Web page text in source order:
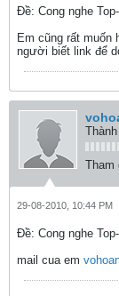
Ðề: Cong nghe
Em cũng rất muốn
người biết link để
Tham
29-08-2010, 10:44 PM
Ðề: Cong nghe
mail cua em